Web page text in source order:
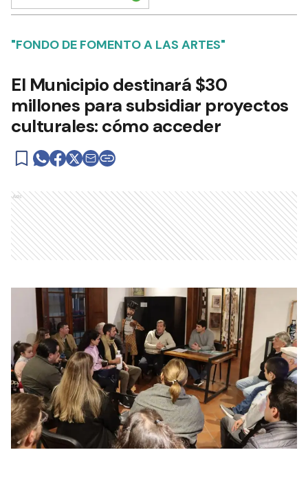
"FONDO DE FOMENTO A LAS ARTES"
El Municipio destinará $30
millones para subsidiar proyectos
culturales: cómo acceder
Ads